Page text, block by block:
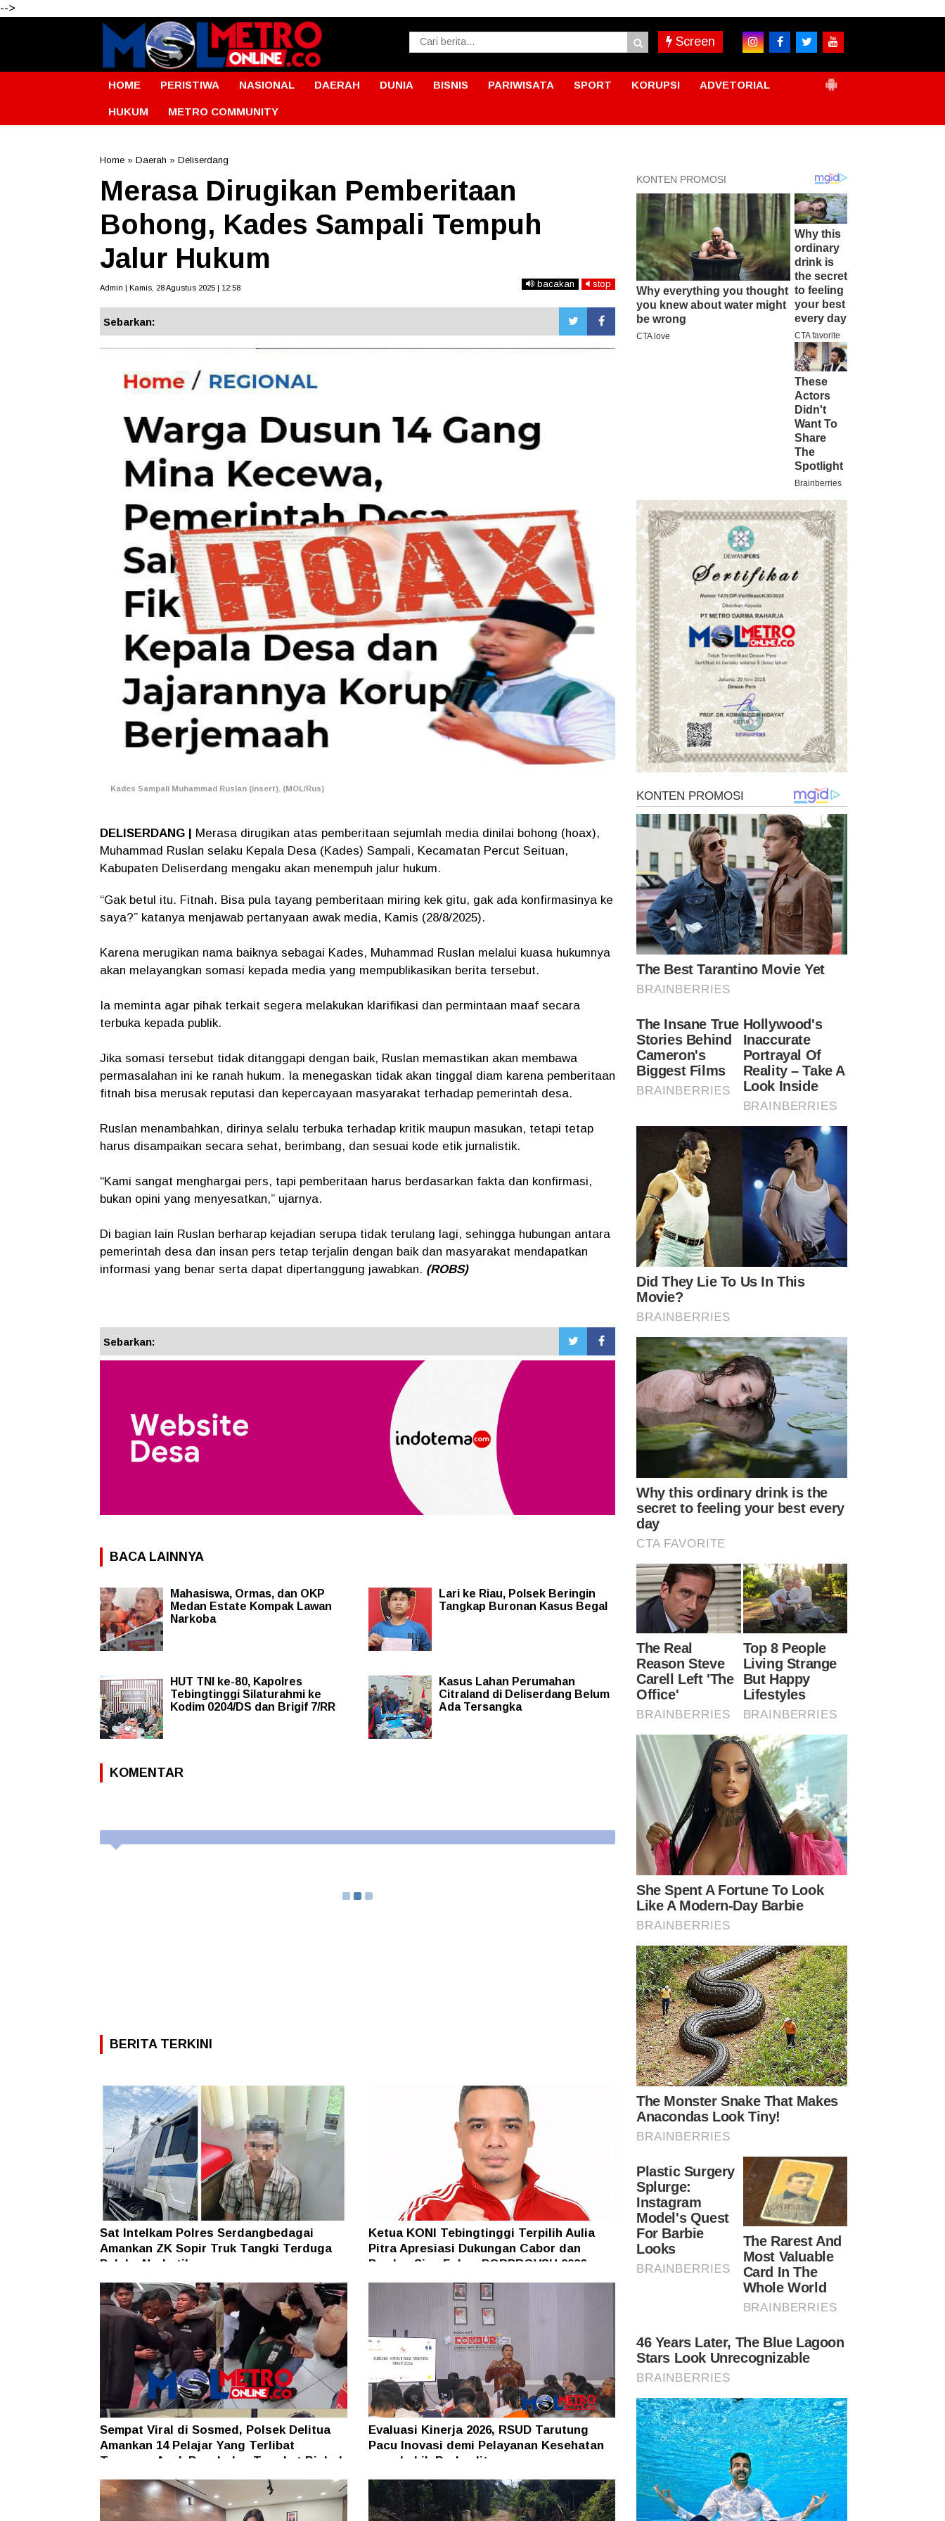
-->
Screen
HOME PERISTIWA NASIONAL DAERAH DUNIA BISNIS PARIWISATA SPORT KORUPSI ADVETORIAL
HUKUM METRO COMMUNITY
Home » Daerah » Deliserdang
Merasa Dirugikan Pemberitaan
Bohong, Kades Sampali Tempuh
Jalur Hukum
Admin | Kamis, 28 Agustus 2025 | 12:58 bacakan stop
Sebarkan:
Kades Sampali Muhammad Ruslan (insert). (MOL/Rus)
DELISERDANG |
Merasa dirugikan atas pemberitaan sejumlah media dinilai bohong (hoax),
Muhammad Ruslan selaku Kepala Desa (Kades) Sampali, Kecamatan Percut Seituan,
Kabupaten Deliserdang mengaku akan menempuh jalur hukum.
“Gak betul itu. Fitnah. Bisa pula tayang pemberitaan miring kek gitu, gak ada konfirmasinya ke
saya?” katanya menjawab pertanyaan awak media, Kamis (28/8/2025).
Karena merugikan nama baiknya sebagai Kades, Muhammad Ruslan melalui kuasa hukumnya
akan melayangkan somasi kepada media yang mempublikasikan berita tersebut.
Ia meminta agar pihak terkait segera melakukan klarifikasi dan permintaan maaf secara
terbuka kepada publik.
Jika somasi tersebut tidak ditanggapi dengan baik, Ruslan memastikan akan membawa
permasalahan ini ke ranah hukum. Ia menegaskan tidak akan tinggal diam karena pemberitaan
fitnah bisa merusak reputasi dan kepercayaan masyarakat terhadap pemerintah desa.
Ruslan menambahkan, dirinya selalu terbuka terhadap kritik maupun masukan, tetapi tetap
harus disampaikan secara sehat, berimbang, dan sesuai kode etik jurnalistik.
“Kami sangat menghargai pers, tapi pemberitaan harus berdasarkan fakta dan konfirmasi,
bukan opini yang menyesatkan,” ujarnya.
Di bagian lain Ruslan berharap kejadian serupa tidak terulang lagi, sehingga hubungan antara
pemerintah desa dan insan pers tetap terjalin dengan baik dan masyarakat mendapatkan
informasi yang benar serta dapat dipertanggung jawabkan. (ROBS)
Sebarkan:
BACA LAINNYA
Mahasiswa, Ormas, dan OKP
Medan Estate Kompak Lawan
Narkoba
Lari ke Riau, Polsek Beringin
Tangkap Buronan Kasus Begal
HUT TNI ke-80, Kapolres
Tebingtinggi Silaturahmi ke
Kodim 0204/DS dan Brigif 7/RR
Kasus Lahan Perumahan
Citraland di Deliserdang Belum
Ada Tersangka
KOMENTAR
BERITA TERKINI
Sat Intelkam Polres Serdangbedagai
Amankan ZK Sopir Truk Tangki Terduga
Pelaku Narkotika
Ketua KONI Tebingtinggi Terpilih Aulia
Pitra Apresiasi Dukungan Cabor dan
Pemko, Siap Fokus PORPROVSU 2026
Sempat Viral di Sosmed, Polsek Delitua
Amankan 14 Pelajar Yang Terlibat
Tawuran, Anak Panah dan Tongkat Bisbol
Ikut Diamankan
Evaluasi Kinerja 2026, RSUD Tarutung
Pacu Inovasi demi Pelayanan Kesehatan
yang Lebih Berkualitas